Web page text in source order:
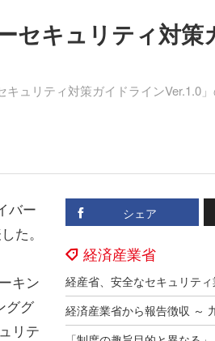
セキュリティ対策
ュリティ対策ガイドラインVer.1.0」
シェア
経済産業省
バー
た。
キン
ググ
リテ